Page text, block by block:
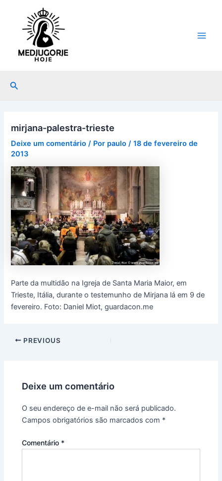
conteúdo
Pesquisar
mirjana-palestra-trieste
Deixe um comentário / Por paulo/18 de fevereiro de
2013
Parte da multidão na Igreja de Santa Maria Maior, em
Trieste, Itália, durante o testemunho de Mirjana lá em 9 de
fevereiro. Foto: Daniel Miot, guardacon.me
navigation
PREVIOUS
Deixe um comentário
O seu endereço de e-mail não será publicado.
Campos obrigatórios são marcados com *
Comentário *